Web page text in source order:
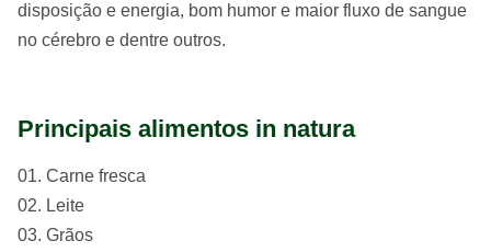
disposição e energia, bom humor e maior fluxo de sangue
no cérebro e dentre outros.
Principais alimentos in natura
Carne fresca
Leite
Grãos